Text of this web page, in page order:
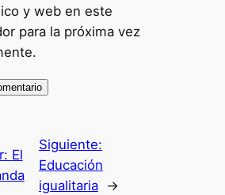
y web en este
para la próxima vez
El
Siguiente:
Educación
igualitaria
→